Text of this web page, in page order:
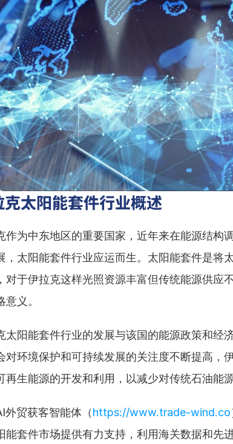
克太阳能套件行业概述
作为中东地区的重要国家，近年来在能源结构
，太阳能套件行业应运而生。太阳能套件是将
对于伊拉克这样光照资源丰富但传统能源供应
意义。
太阳能套件行业的发展与该国的能源政策和经
对环境保护和可持续发展的关注度不断提高，
再生能源的开发和利用，以减少对传统石油能源
外贸获客智能体（https://www.trade-wind.co
能套件市场提供有力支持，利用海关数据和先